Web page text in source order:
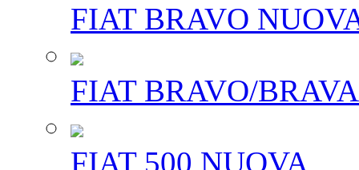
FIAT BRAVO
FIAT BRAVO/BRAVA
FIAT 500 NUOVA